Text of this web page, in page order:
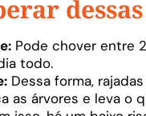
Pode chover entre
todo.
Dessa forma,
as árvores e leva o